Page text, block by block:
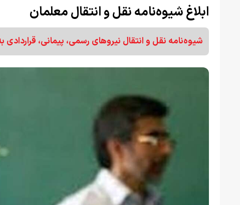
ابلاغ شیوه‌نامه نقل و انتقال معلمان
شیوه‌نامه نقل و انتقال نیروهای رسمی، پیمانی،